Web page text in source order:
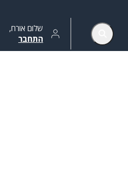
שלום אורח,
התחבר